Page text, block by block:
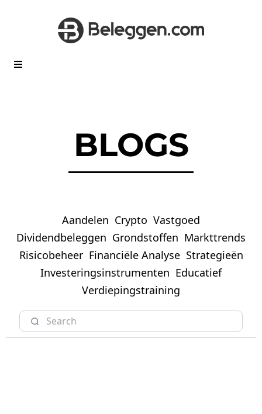
BLOGS
Aandelen Crypto Vastgoed
Dividendbeleggen Grondstoffen Markttrends
Risicobeheer Financiële Analyse Strategieën
Investeringsinstrumenten Educatief
Verdiepingstraining